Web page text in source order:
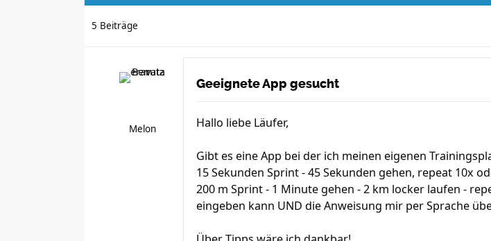
5 Beiträge
Melon
Geeignete App gesucht
Hallo liebe Läufer,
Gibt es eine App bei der ich meinen eigenen
15 Sekunden Sprint - 45 Sekunden gehen, repeat 10x
200 m Sprint - 1 Minute gehen - 2 km locker laufen -
eingeben kann UND die Anweisung mir per Sprache